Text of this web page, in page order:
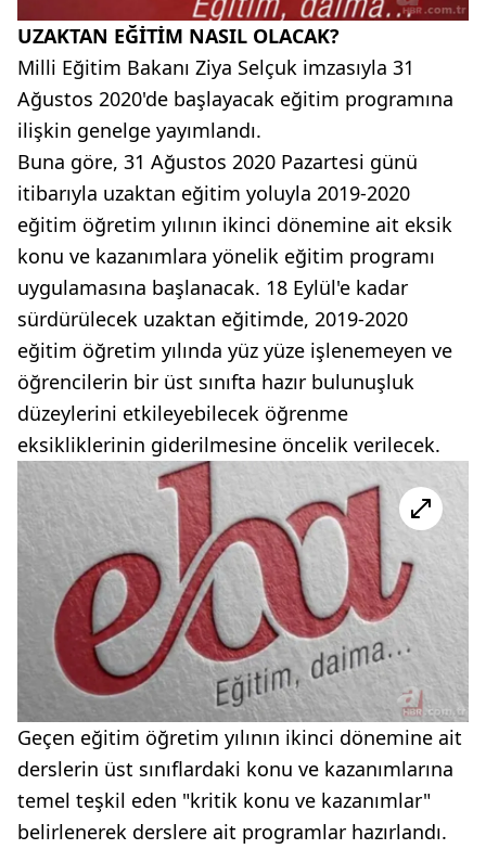
UZAKTAN EĞİTİM NASIL OLACAK?
Milli Eğitim Bakanı Ziya Selçuk imzasıyla 31
Ağustos 2020'de başlayacak eğitim programına
ilişkin genelge yayımlandı.
Buna göre, 31 Ağustos 2020 Pazartesi günü
itibarıyla uzaktan eğitim yoluyla 2019-2020
eğitim öğretim yılının ikinci dönemine ait eksik
konu ve kazanımlara yönelik eğitim programı
uygulamasına başlanacak. 18 Eylül'e kadar
sürdürülecek uzaktan eğitimde, 2019-2020
eğitim öğretim yılında yüz yüze işlenemeyen ve
öğrencilerin bir üst sınıfta hazır bulunuşluk
düzeylerini etkileyebilecek öğrenme
eksikliklerinin giderilmesine öncelik verilecek.
Geçen eğitim öğretim yılının ikinci dönemine ait
derslerin üst sınıflardaki konu ve kazanımlarına
temel teşkil eden "kritik konu ve kazanımlar"
belirlenerek derslere ait programlar hazırlandı.